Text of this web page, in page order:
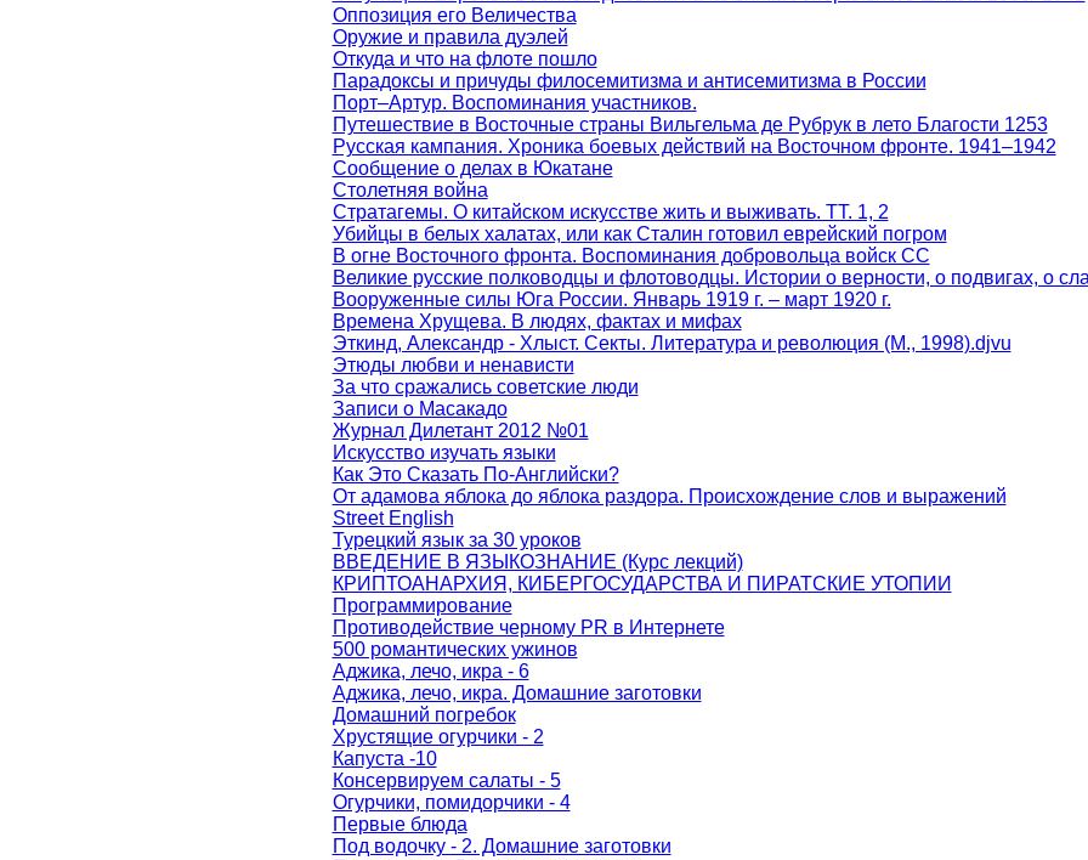
Оппозиция его Величества
Оружие и правила дуэлей
Откуда и что на флоте пошло
Парадоксы и причуды филосемитизма и антисемитизма в России
Порт–Артур. Воспоминания участников.
Путешествие в Восточные страны Вильгельма де Рубрук в лето Благости 1253
Русская кампания. Хроника боевых действий на Восточном фронте. 1941–1942
Сообщение о делах в Юкатане
Столетняя война
Стратагемы. О китайском искусстве жить и выживать. ТТ. 1, 2
Убийцы в белых халатах, или как Сталин готовил еврейский погром
В огне Восточного фронта. Воспоминания добровольца войск СС
Великие русские полководцы и флотоводцы. Истории о верности, о подвигах, о
Вооруженные силы Юга России. Январь 1919 г. – март 1920 г.
Времена Хрущева. В людях, фактах и мифах
Эткинд, Александр - Хлыст. Секты. Литература и революция (М., 1998).djvu
Этюды любви и ненависти
За что сражались советские люди
Записи о Масакадо
Журнал Дилетант 2012 №01
Искусство изучать языки
Как Это Сказать По-Английски?
От адамова яблока до яблока раздора. Происхождение слов и выражений
Street English
Турецкий язык за 30 уроков
ВВЕДЕНИЕ В ЯЗЫКОЗНАНИЕ (Курс лекций)
КРИПТОАНАРХИЯ, КИБЕРГОСУДАРСТВА И ПИРАТСКИЕ УТОПИИ
Программирование
Противодействие черному PR в Интернете
500 романтических ужинов
Аджика, лечо, икра - 6
Аджика, лечо, икра. Домашние заготовки
Домашний погребок
Хрустящие огурчики - 2
Капуста -10
Консервируем салаты - 5
Огурчики, помидорчики - 4
Первые блюда
Под водочку - 2. Домашние заготовки